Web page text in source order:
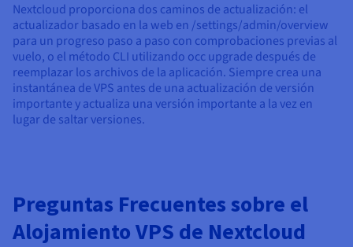
Nextcloud proporciona dos caminos de actualización: el
actualizador basado en la web en /settings/admin/overview
para un progreso paso a paso con comprobaciones previas al
vuelo, o el método CLI utilizando occ upgrade después de
reemplazar los archivos de la aplicación. Siempre crea una
instantánea de VPS antes de una actualización de versión
importante y actualiza una versión importante a la vez en
lugar de saltar versiones.
Preguntas Frecuentes sobre el
Alojamiento VPS de Nextcloud